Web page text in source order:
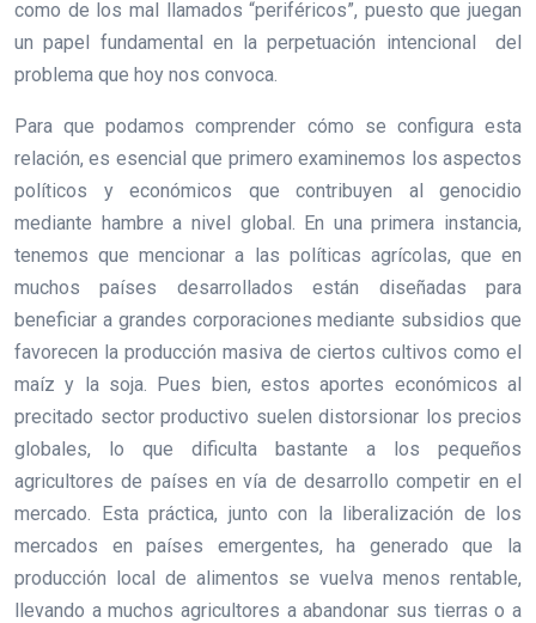
como de los mal llamados “periféricos”, puesto que juegan
un papel fundamental en la perpetuación intencional del
problema que hoy nos convoca.
Para que podamos comprender cómo se configura esta
relación, es esencial que primero examinemos los aspectos
políticos y económicos que contribuyen al genocidio
mediante hambre a nivel global. En una primera instancia,
tenemos que mencionar a las políticas agrícolas, que en
muchos países desarrollados están diseñadas para
beneficiar a grandes corporaciones mediante subsidios que
favorecen la producción masiva de ciertos cultivos como el
maíz y la soja. Pues bien, estos aportes económicos al
precitado sector productivo suelen distorsionar los precios
globales, lo que dificulta bastante a los pequeños
agricultores de países en vía de desarrollo competir en el
mercado. Esta práctica, junto con la liberalización de los
mercados en países emergentes, ha generado que la
producción local de alimentos se vuelva menos rentable,
llevando a muchos agricultores a abandonar sus tierras o a